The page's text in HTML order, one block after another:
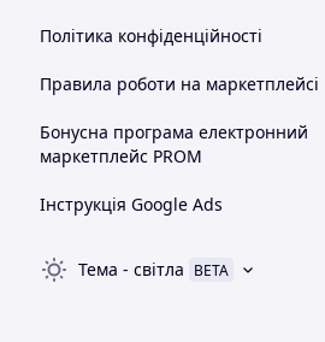
Політика конфіденційності
Правила роботи на маркетплейсі
Бонусна програма електронний
маркетплейс PROM
Інструкція Google Ads
Тема - світла BETA